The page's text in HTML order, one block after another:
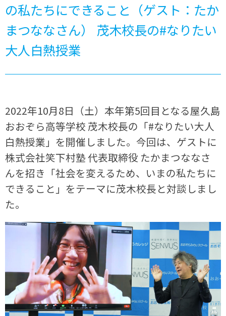
の私たちにできること（ゲスト：たか
まつななさん） 茂木校長の#なりたい
大人白熱授業
2022年10月8日（土）本年第5回目となる屋久島
おおぞら高等学校 茂木校長の「#なりたい大人
白熱授業」を開催しました。今回は、ゲストに
株式会社笑下村塾 代表取締役 たかまつななさ
んを招き「社会を変えるため、いまの私たちに
できること」をテーマに茂木校長と対談しまし
た。